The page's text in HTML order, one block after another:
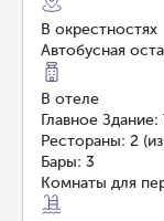
В окрестностях
Автобусная
В отеле
Главное
Рестораны: 2
Бары: 3
Комнаты для